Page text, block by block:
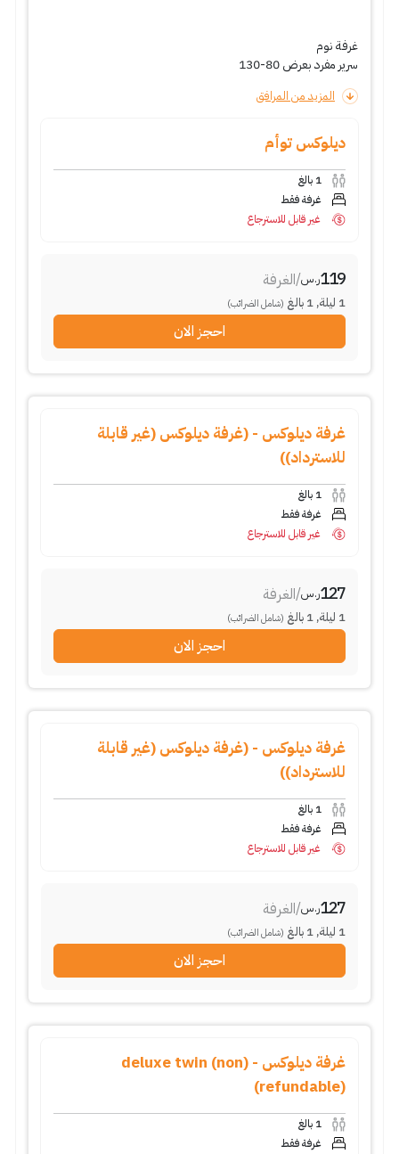
غرفة نوم
سرير مفرد بعرض 80-130
المزيد من المرافق
ديلوكس توأم
1 بالغ
غرفة فقط
غير قابل للاسترجاع
119ر.س/الغرفة
1 ليلة,
1 بالغ (شامل الضرائب)
احجز الان
غرفة ديلوكس - (غرفة ديلوكس (غير قابلة
للاسترداد))
1 بالغ
غرفة فقط
غير قابل للاسترجاع
127ر.س/الغرفة
1 ليلة,
1 بالغ (شامل الضرائب)
احجز الان
غرفة ديلوكس - (غرفة ديلوكس (غير قابلة
للاسترداد))
1 بالغ
غرفة فقط
غير قابل للاسترجاع
127ر.س/الغرفة
1 ليلة,
1 بالغ (شامل الضرائب)
احجز الان
غرفة ديلوكس - (deluxe twin (non
refundable))
1 بالغ
غرفة فقط